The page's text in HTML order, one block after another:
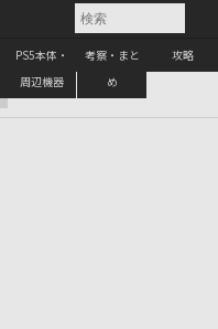
PS5本体・
周辺機器
考察・まと
め
攻略